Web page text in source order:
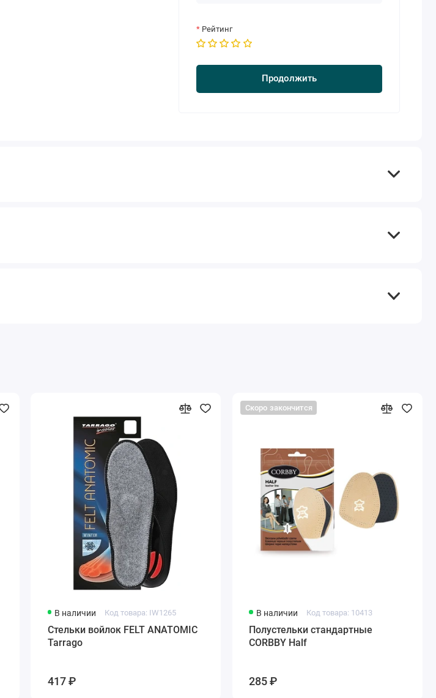
Рейтинг
Продолжить
В наличии Код товара: IW1265
Стельки войлок FELT ANATOMIC
Tarrago
417 ₽
Скоро закончится
В наличии Код товара: 10413
Полустельки стандартные
CORBBY Half
285 ₽